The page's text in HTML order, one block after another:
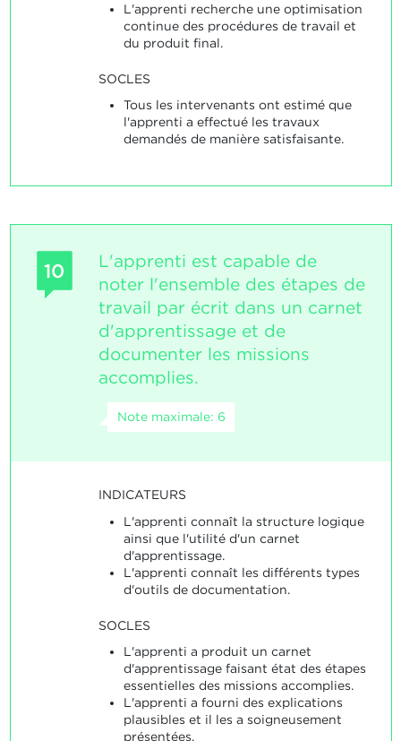
L'apprenti recherche une optimisation
continue des procédures de travail et
du produit final.
SOCLES
Tous les intervenants ont estimé que
l'apprenti a effectué les travaux
demandés de manière satisfaisante.
10
L'apprenti est capable de
noter l'ensemble des étapes de
travail par écrit dans un carnet
d'apprentissage et de
documenter les missions
accomplies.
Note maximale: 6
INDICATEURS
L'apprenti connaît la structure logique
ainsi que l'utilité d'un carnet
d'apprentissage.
L'apprenti connaît les différents types
d'outils de documentation.
SOCLES
L'apprenti a produit un carnet
d'apprentissage faisant état des étapes
essentielles des missions accomplies.
L'apprenti a fourni des explications
plausibles et il les a soigneusement
présentées.